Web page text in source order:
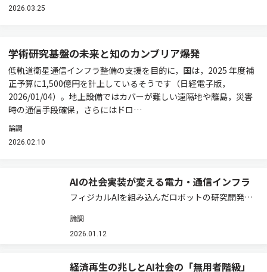
2026.03.25
学術研究基盤の未来と知のカンブリア爆発
低軌道衛星通信インフラ整備の支援を目的に，国は，2025 年度補
正予算に1,500億円を計上しているそうです（日経電子版，
2026/01/04）。地上設備ではカバーが難しい遠隔地や離島，災害
時の通信手段確保，さらにはドロ…
論調
2026.02.10
AIの社会実装が変える電力・通信インフラ
フィジカルAIを組み込んだロボットの研究開発が
初旬，「2025国際ロボット展（iREX2025）」が
開催されました
論調
2026.01.12
経済再生の兆しとAI社会の「無用者階級」